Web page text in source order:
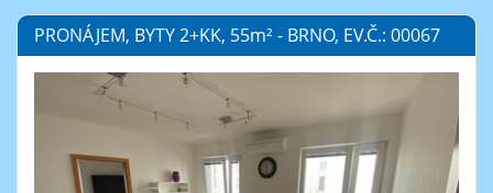
PRONÁJEM, BYTY 2+KK, 55m²- BRNO, EV.Č.: 00067